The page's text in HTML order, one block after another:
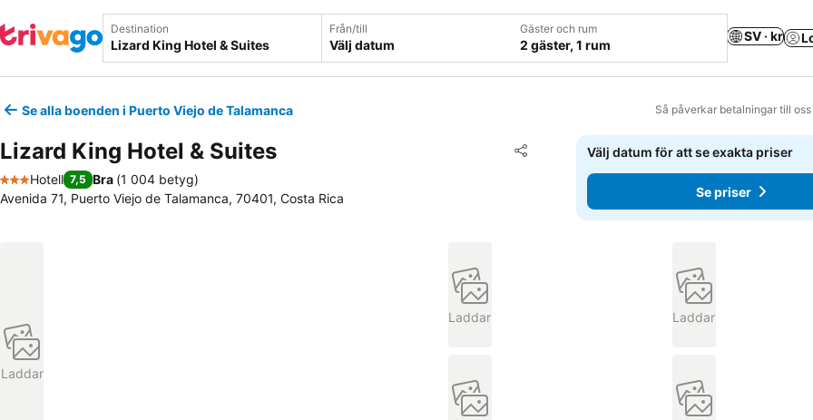
Destination Från/till
Välj datum
Gäster och rum
2 gäster, 1 rum
SV · kr
Se alla boenden i Puerto Viejo de Talamanca Så påverkar betalningar till
Lizard King Hotel & Suites Dela
Lägg till i Mina Favoriter
3 Stjärnor
Hotell 7,5 Bra (1 004 betyg)
Avenida 71, Puerto Viejo de Talamanca, 70401, Costa Rica
Välj datum för att se exakta priser
Se priser
Laddar
Laddar Laddar